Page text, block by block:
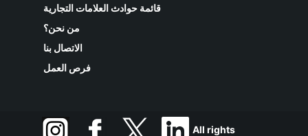
قائمة حوادث العلامات التجارية
من نحن؟
الاتصال بنا
فرص العمل
All rights